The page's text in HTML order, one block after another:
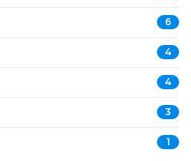
6
4
4
3
1